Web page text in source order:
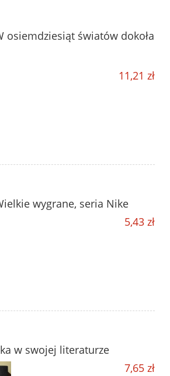
osiemdziesiąt światów dokoła
11,21 zł
wygrane, seria Nike
5,43 zł
w swojej literaturze
7,65 zł